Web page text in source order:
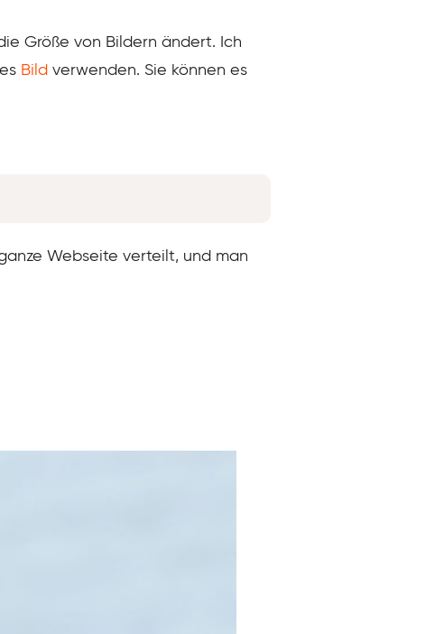
Größe von Bildern ändert. Ich
Bild verwenden. Sie können es
Webseite verteilt, und man